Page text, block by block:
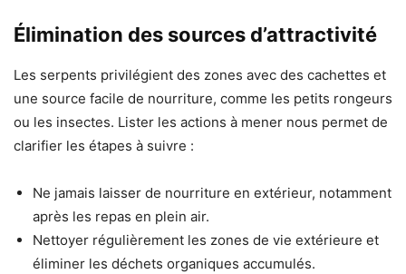
Élimination des sources d’attractivité
Les serpents privilégient des zones avec des cachettes et
une source facile de nourriture, comme les petits rongeurs
ou les insectes. Lister les actions à mener nous permet de
clarifier les étapes à suivre :
Ne jamais laisser de nourriture en extérieur, notamment
après les repas en plein air.
Nettoyer régulièrement les zones de vie extérieure et
éliminer les déchets organiques accumulés.